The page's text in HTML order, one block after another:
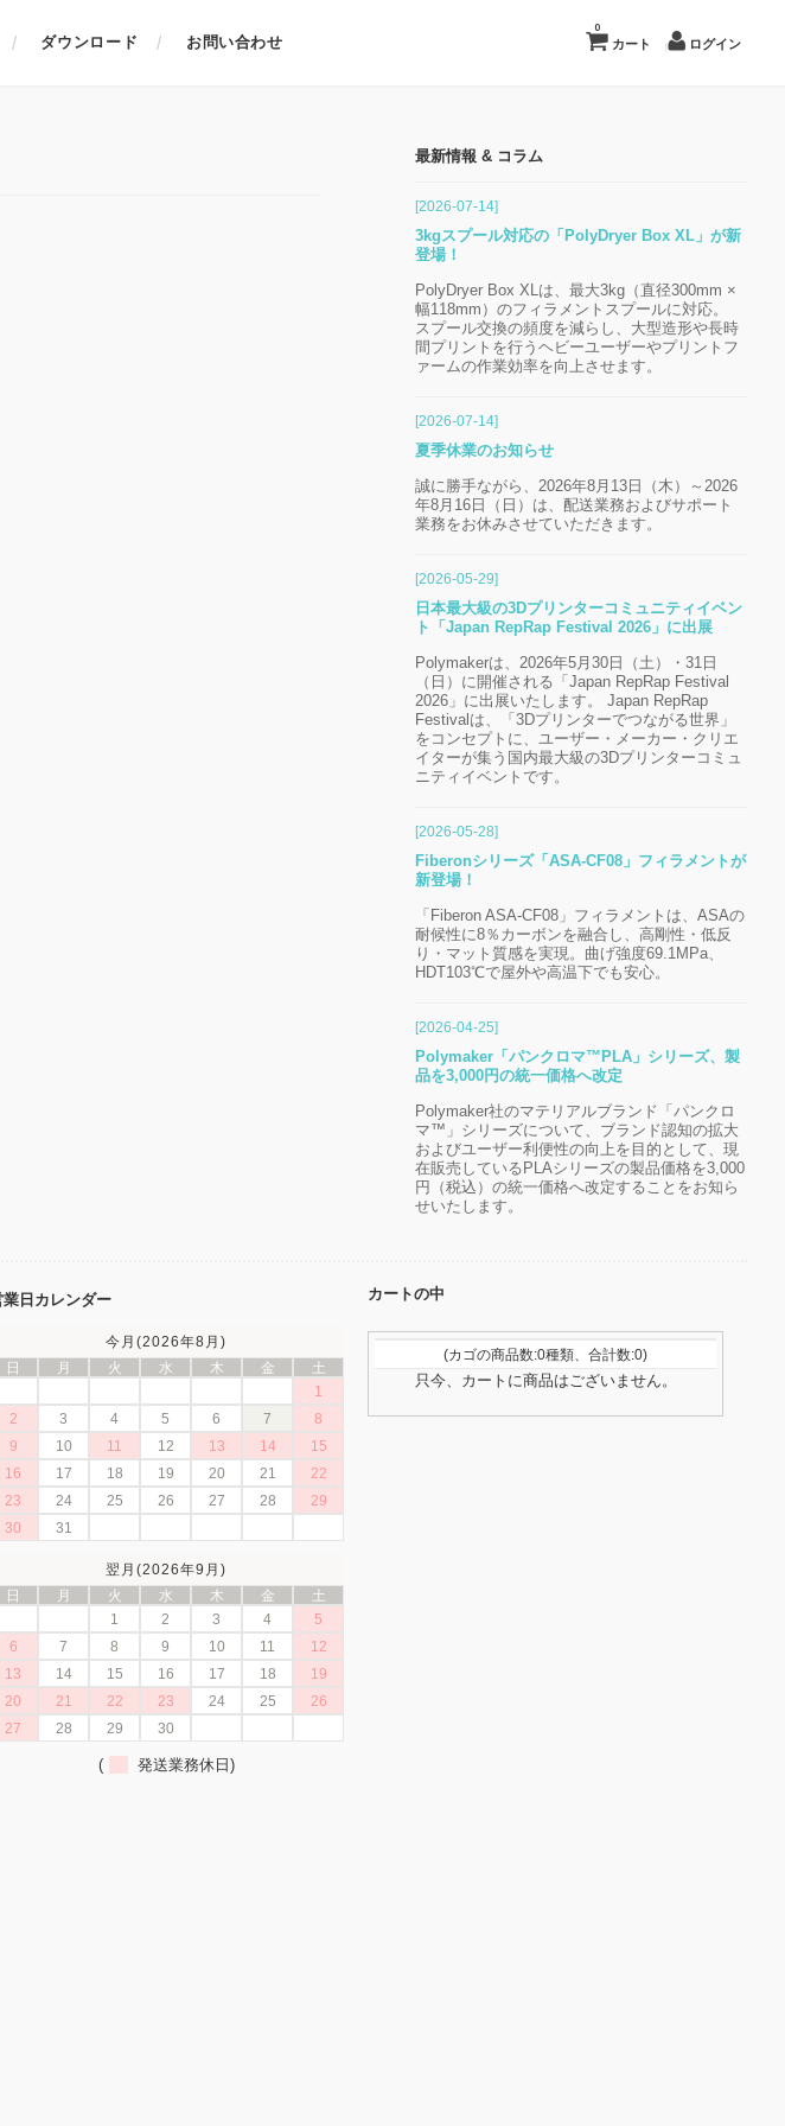
カート
0
ログイン
ダウンロード お問い合わせ
最新情報 & コラム
[2026-07-14]
3kgスプール対応の「PolyDryer Box XL」が新
登場！
PolyDryer Box XLは、最大3kg（直径300mm ×
幅118mm）のフィラメントスプールに対応。
スプール交換の頻度を減らし、大型造形や長時
間プリントを行うヘビーユーザーやプリントフ
ァームの作業効率を向上させます。
[2026-07-14]
夏季休業のお知らせ
誠に勝手ながら、2026年8月13日（木）～2026
年8月16日（日）は、配送業務およびサポート
業務をお休みさせていただきます。
[2026-05-29]
日本最大級の3Dプリンターコミュニティイベン
ト「Japan RepRap Festival 2026」に出展
Polymakerは、2026年5月30日（土）・31日
（日）に開催される「Japan RepRap Festival
2026」に出展いたします。 Japan RepRap
Festivalは、「3Dプリンターでつながる世界」
をコンセプトに、ユーザー・メーカー・クリエ
イターが集う国内最大級の3Dプリンターコミュ
ニティイベントです。
[2026-05-28]
Fiberonシリーズ「ASA-CF08」フィラメントが
新登場！
「Fiberon ASA-CF08」フィラメントは、ASAの
耐候性に8％カーボンを融合し、高剛性・低反
り・マット質感を実現。曲げ強度69.1MPa、
HDT103℃で屋外や高温下でも安心。
[2026-04-25]
Polymaker「パンクロマ™PLA」シリーズ、製
品を3,000円の統一価格へ改定
Polymaker社のマテリアルブランド「パンクロ
マ™」シリーズについて、ブランド認知の拡大
およびユーザー利便性の向上を目的として、現
在販売しているPLAシリーズの製品価格を3,000
円（税込）の統一価格へ改定することをお知ら
せいたします。
業日カレンダー
今月(2026年8月)
日
月 火 水 木 金
土
1
2
3 4 5 6 7
8
9
10 11 12 13 14
15
16
17 18 19 20 21
22
23
24 25 26 27 28
29
30
31
翌月(2026年9月)
日
月 火 水 木 金
土
1
2 3 4
5
6
7 8 9 10 11
12
13
14 15 16 17 18
19
20
21 22 23 24 25
26
27
28 29 30
( 発送業務休日)
カートの中
(カゴの商品数:0種類、合計数:0)
只今、カートに商品はございません。